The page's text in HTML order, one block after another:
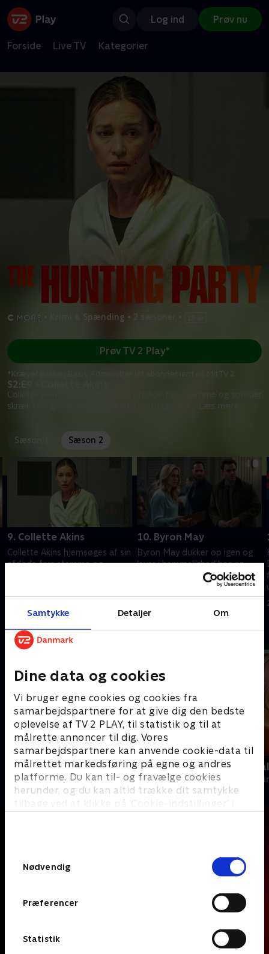
Samtykke Detaljer Om
Dine data og cookies
Vi bruger egne cookies og cookies fra
samarbejdspartnere for at give dig den bedste
oplevelse af TV 2 PLAY, til statistik og til at
målrette annoncer til dig. Vores
samarbejdspartnere kan anvende cookie-data til
målrettet markedsføring på egne og andres
platforme. Du kan til- og fravælge cookies
herunder, og du kan altid trække dit samtykke
tilbage ved at klikke på ’Cookie-indstillinger’ i
Nødvendig
Præferencer
Statistik
Log ind Prøv nu
Forside Live TV Kategorier
Krimi & Spænding • 2 sæsoner •
S2:E9 • Collette Akins
Collette Akins hjemsøges af sin afdøde fars stemme og spreder
skræk i sin gamle hjemby. Teamet opdager en
Læs mere
Prøv TV 2 Play*
*Kræver pakken Basis. Administrer dit abonnement på Mit TV 2.
Sæson 1 Sæson 2
9. Collette Akins
Collette Akins hjemsøges af sin
afdøde fars stemme og
mærkelig sammenhæng
mellem Collettes ofre.
10. Byron May
Byron May dukker op igen og
lever i hemmelighed hos en
anden. Da hans metoder ligner
Eastside Rippers, tvivler
teamet på, om den rette er
fængslet.
Andre så også
Farligt krydstogt
Krimi & Spænding • 3 sæsoner
Mord på
Krimi &